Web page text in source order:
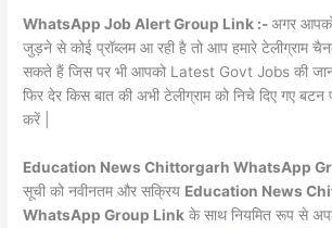
WhatsApp Job Alert Group Link :-अगर
जुड़ने से कोई प्रॉब्लम आ रही है तो आप हमारे टेलीग्राम
सकते हैं जिस पर भी आपको Latest Govt Jobs की
फिर देर किस बात की अभी टेलीग्राम को निचे दिए गए
करें |
Education News Chittorgarh WhatsApp
सूची को नवीनतम और सक्रिय Education News
WhatsApp Group Link के साथ नियमित रूप से